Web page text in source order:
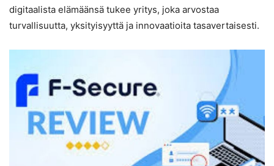
digitaalista elämäänsä tukee yritys, joka arvostaa
turvallisuutta, yksityisyyttä ja innovaatioita tasavertaisesti.